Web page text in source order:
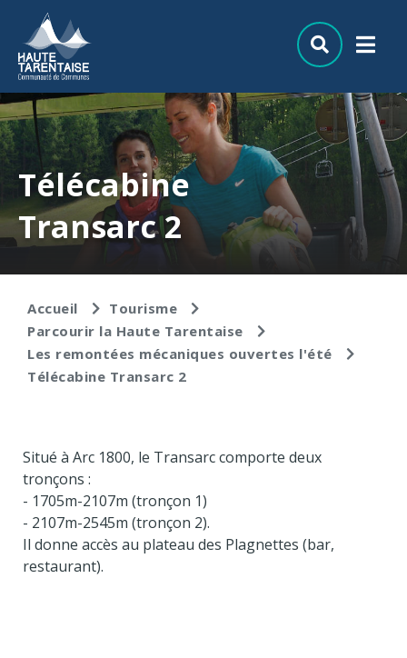
Aller à la recherche
Télécabine
Transarc 2
Accueil
Tourisme
Parcourir la Haute Tarentaise
Les remontées mécaniques ouvertes l'été
Télécabine Transarc 2
Situé à Arc 1800, le Transarc comporte deux
tronçons :
- 1705m-2107m (tronçon 1)
- 2107m-2545m (tronçon 2).
Il donne accès au plateau des Plagnettes (bar,
restaurant).